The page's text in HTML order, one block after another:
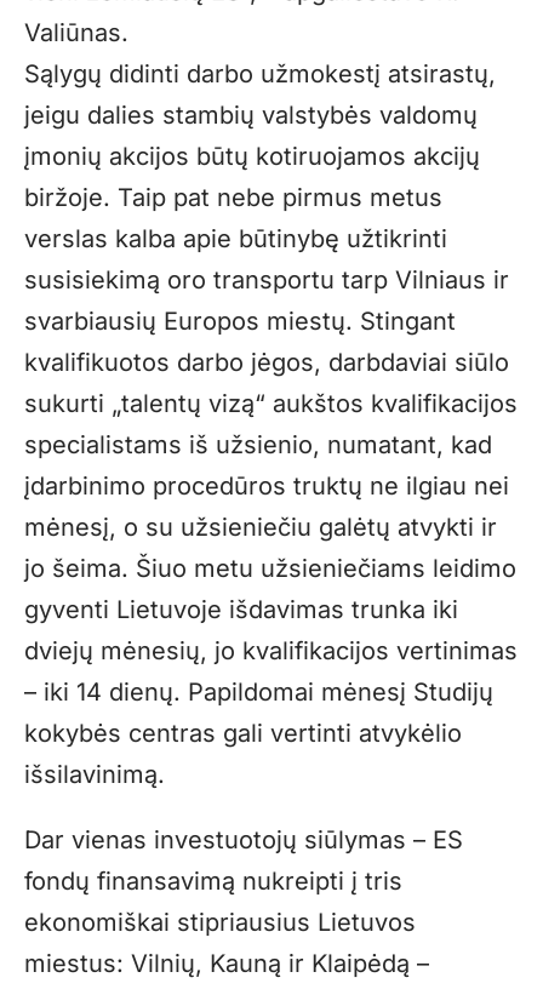
Valiūnas.
Sąlygų didinti darbo užmokestį atsirastų,
jeigu dalies stambių valstybės valdomų
įmonių akcijos būtų kotiruojamos akcijų
biržoje. Taip pat nebe pirmus metus
verslas kalba apie būtinybę užtikrinti
susisiekimą oro transportu tarp Vilniaus ir
svarbiausių Europos miestų. Stingant
kvalifikuotos darbo jėgos, darbdaviai siūlo
sukurti „talentų vizą“ aukštos kvalifikacijos
specialistams iš užsienio, numatant, kad
įdarbinimo procedūros truktų ne ilgiau nei
mėnesį, o su užsieniečiu galėtų atvykti ir
jo šeima. Šiuo metu užsieniečiams leidimo
gyventi Lietuvoje išdavimas trunka iki
dviejų mėnesių, jo kvalifikacijos vertinimas
– iki 14 dienų. Papildomai mėnesį Studijų
kokybės centras gali vertinti atvykėlio
išsilavinimą.
Dar vienas investuotojų siūlymas – ES
fondų finansavimą nukreipti į tris
ekonomiškai stipriausius Lietuvos
miestus: Vilnių, Kauną ir Klaipėdą –